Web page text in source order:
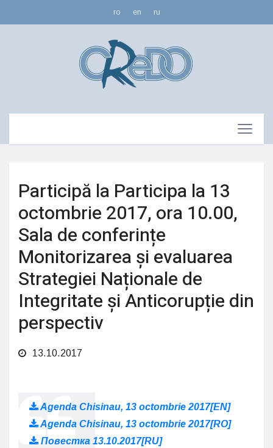
ro en ru
Participă la Participa la 13
octombrie 2017, ora 10.00,
Sala de conferințe
Monitorizarea și evaluarea
Strategiei Naționale de
Integritate și Anticorupție din
perspectiv
13.10.2017
Agenda Chisinau, 13 octombrie 2017[EN]
Agenda Chisinau, 13 octombrie 2017[RO]
Повестка 13.10.2017[RU]